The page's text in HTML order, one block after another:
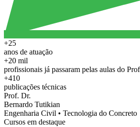
+25
anos de atuação
+20 mil
profissionais já passaram pelas aulas do
+410
publicações técnicas
Prof. Dr.
Bernardo Tutikian
Engenharia Civil • Tecnologia do Concreto
Cursos em destaque